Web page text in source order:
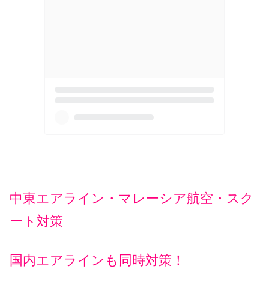
中東エアライン・マレーシア航空・スク
ート対策
国内エアラインも同時対策！